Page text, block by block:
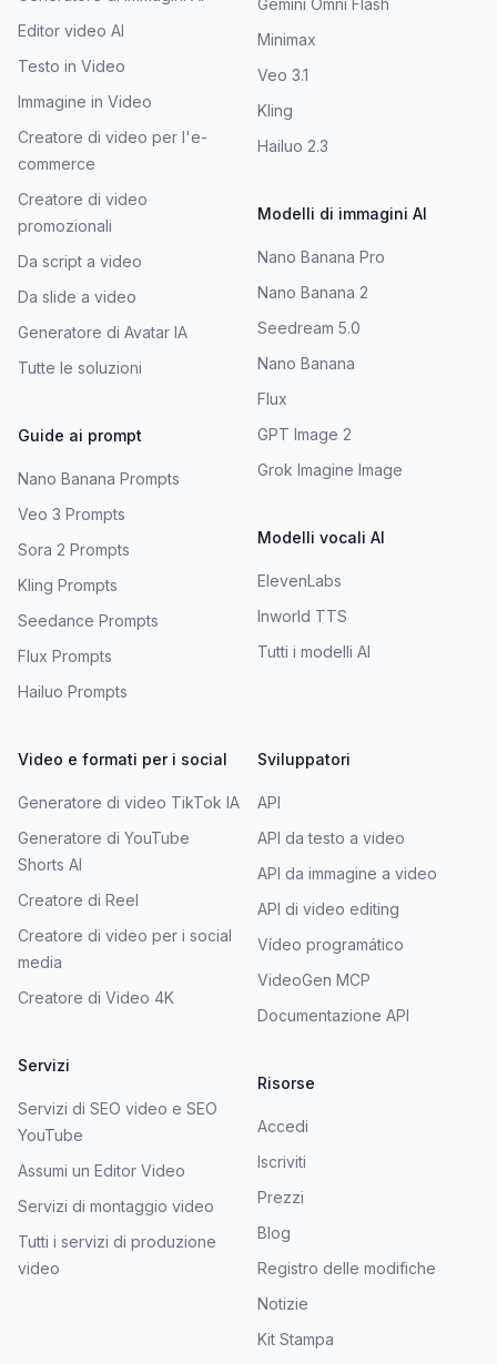
Editor video AI
Testo in Video
Immagine in Video
Creatore di video per l'e-
commerce
Creatore di video
promozionali
Da script a video
Da slide a video
Generatore di Avatar IA
Tutte le soluzioni
Guide ai prompt
Nano Banana Prompts
Veo 3 Prompts
Sora 2 Prompts
Kling Prompts
Seedance Prompts
Flux Prompts
Hailuo Prompts
Minimax
Veo 3.1
Kling
Hailuo 2.3
Modelli di immagini AI
Nano Banana Pro
Nano Banana 2
Seedream 5.0
Nano Banana
Flux
GPT Image 2
Grok Imagine Image
Modelli vocali AI
ElevenLabs
Inworld TTS
Tutti i modelli AI
Video e formati per i social
Generatore di video TikTok IA
Generatore di YouTube
Shorts AI
Creatore di Reel
Creatore di video per i social
media
Creatore di Video 4K
Servizi
Servizi di SEO video e SEO
YouTube
Assumi un Editor Video
Servizi di montaggio video
Tutti i servizi di produzione
video
Sviluppatori
API
API da testo a video
API da immagine a video
API di video editing
Vídeo programático
VideoGen MCP
Documentazione API
Risorse
Accedi
Iscriviti
Prezzi
Blog
Registro delle modifiche
Notizie
Kit Stampa